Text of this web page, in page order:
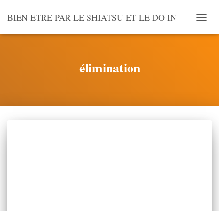
BIEN ETRE PAR LE SHIATSU ET LE DO IN
LA
élimination